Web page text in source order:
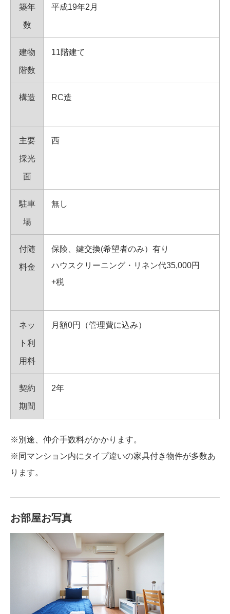
築年
数
平成19年2月
建物
階数
11階建て
構造 RC造
主要
採光
面
西
駐車
場
無し
付随
料金
保険、鍵交換(希望者のみ）有り
ハウスクリーニング・リネン代35,000円
+税
ネッ
ト利
用料
月額0円（管理費に込み）
契約
期間
2年
※別途、仲介手数料がかかります。
※同マンション内にタイプ違いの家具付き物件が多数あ
ります。
お部屋お写真